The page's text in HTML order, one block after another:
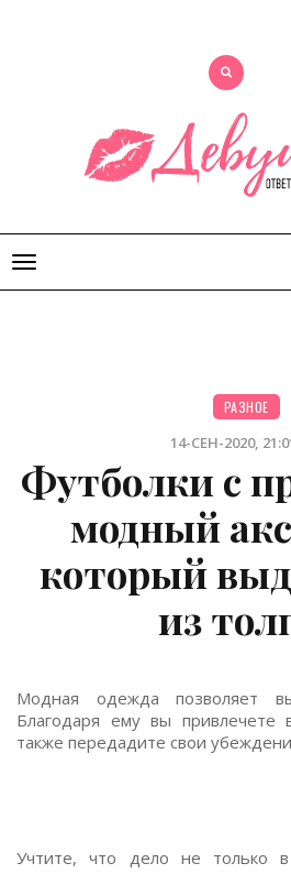
Открыть
меню
РАЗНОЕ
14-СЕН-2020,
Футболки с
модный
который
из
Модная одежда позволяет
Благодаря ему вы привлечете
также передадите свои
Учтите, что дело не только в